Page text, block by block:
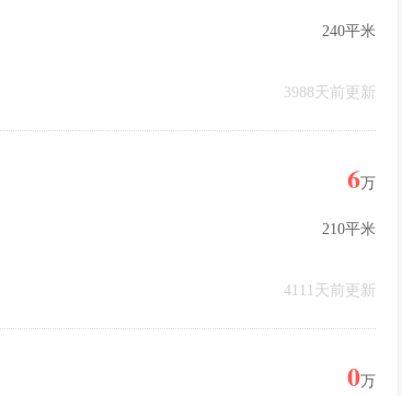
240平米
3988天前更新
6万
210平米
4111天前更新
0万